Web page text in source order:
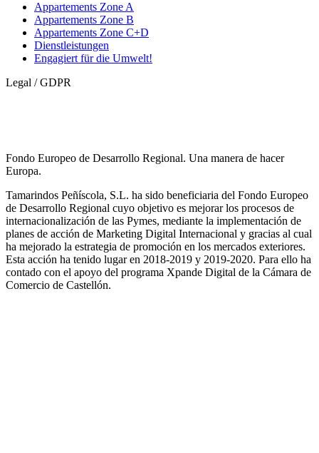
Appartements Zone A
Appartements Zone B
Appartements Zone C+D
Dienstleistungen
Engagiert für die Umwelt!
Legal / GDPR
Fondo Europeo de Desarrollo Regional. Una manera de hacer
Europa.
Tamarindos Peñíscola, S.L. ha sido beneficiaria del Fondo Europeo
de Desarrollo Regional cuyo objetivo es mejorar los procesos de
internacionalización de las Pymes, mediante la implementación de
planes de acción de Marketing Digital Internacional y gracias al cual
ha mejorado la estrategia de promoción en los mercados exteriores.
Esta acción ha tenido lugar en 2018-2019 y 2019-2020. Para ello ha
contado con el apoyo del programa Xpande Digital de la Cámara de
Comercio de Castellón.